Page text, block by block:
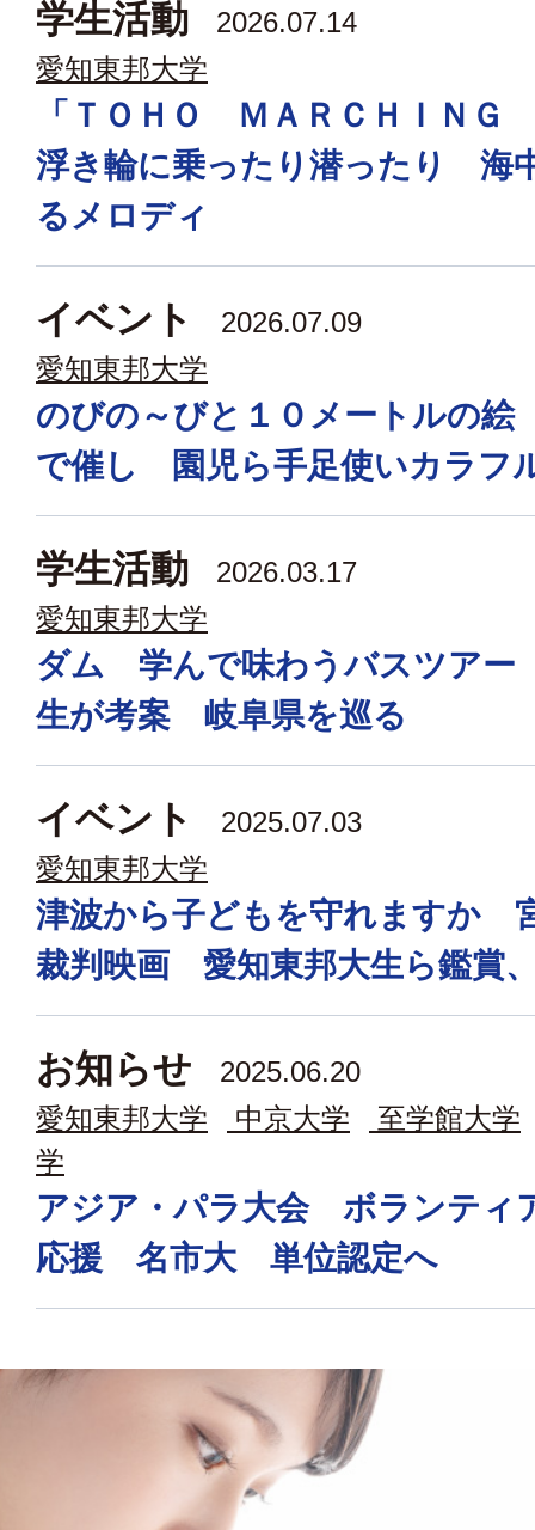
学生活動
2026.07.14
愛知東邦大学
「ＴＯＨＯ ＭＡＲＣＨＩＮＧ
浮き輪に乗ったり潜ったり 海
るメロディ
イベント
2026.07.09
愛知東邦大学
のびの～びと１０メートルの
で催し 園児ら手足使いカラフ
学生活動
2026.03.17
愛知東邦大学
ダム 学んで味わうバスツアー
生が考案 岐阜県を巡る
イベント
2025.07.03
愛知東邦大学
津波から子どもを守れますか
裁判映画 愛知東邦大生ら鑑賞
お知らせ
2025.06.20
愛知東邦大学
中京大学
至学館大学
学
アジア・パラ大会 ボランテ
応援 名市大 単位認定へ